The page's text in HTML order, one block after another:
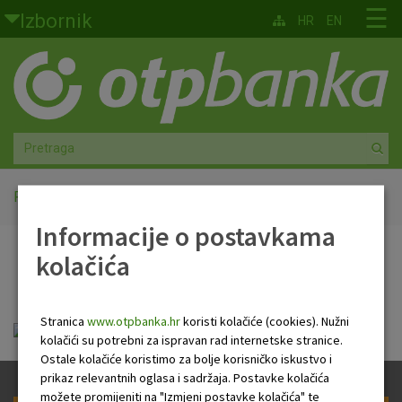
Skoči na glavni sadržaj
Izbornik
Građani
Privatno bankarstvo
Agro
Mala poduzeća i obrtnici
Srednja i velika poduzeća
Faktoring
O nama
☰
HR EN
Početna
PB NEWSLETTER
Tjedni newsletter 12.02.2026..pdf
Informacije o postavkama
kolačića
Stranica www.otpbanka.hrkoristi kolačiće (cookies). Nužni
kolačići su potrebni za ispravan rad internetske stranice.
Ostale kolačiće koristimo za bolje korisničko iskustvo i
prikaz relevantnih oglasa i sadržaja. Postavke kolačića
možete promijeniti na "Izmjeni postavke kolačića" te